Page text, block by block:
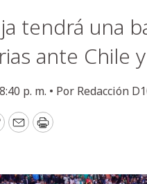
tendrá una
ante Chile
p. m. • Por Redacción
EmailPrint